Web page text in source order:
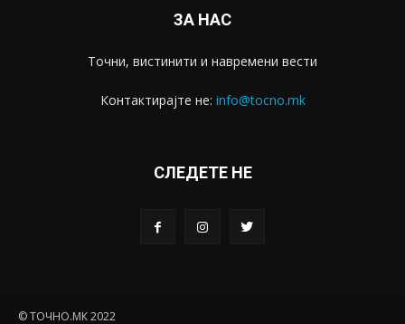
ЗА НАС
Точни, вистинити и навремени вести
Контактирајте не: info@tocno.mk
СЛЕДЕТЕ НЕ
© ТОЧНО.МК 2022